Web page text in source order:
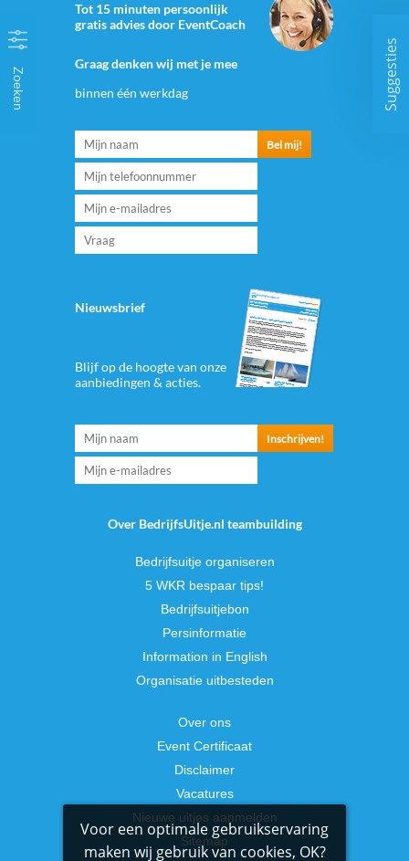
Zoeken
Tot 15 minuten persoonlijk
gratis advies door EventCoach
Graag denken wij met je mee
binnen één werkdag
Nieuwsbrief
Blijf op de hoogte van onze
aanbiedingen & acties.
Over BedrijfsUitje.nl teambuilding
Bedrijfsuitje organiseren
5 WKR bespaar tips!
Bedrijfsuitjebon
Persinformatie
Information in English
Organisatie uitbesteden
Over ons
Event Certificaat
Disclaimer
Vacatures
Nieuwe uitjes aanmelden
Sitemap
Voor een optimale gebruikservaring
maken wij gebruik van cookies, OK?
Suggesties